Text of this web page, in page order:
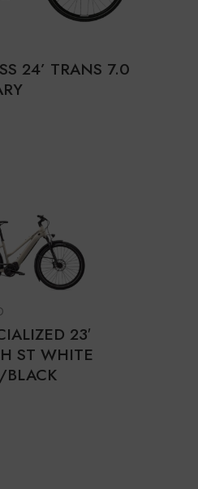
24’ TRANS 7.0
23′
ST WHITE